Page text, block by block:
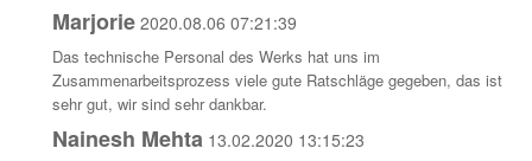
Marjorie 2020.08.06 07:21:39
Das technische Personal des Werks hat uns im
Zusammenarbeitsprozess viele gute Ratschläge gegeben, das ist
sehr gut, wir sind sehr dankbar.
Nainesh Mehta 13.02.2020 13:15:23